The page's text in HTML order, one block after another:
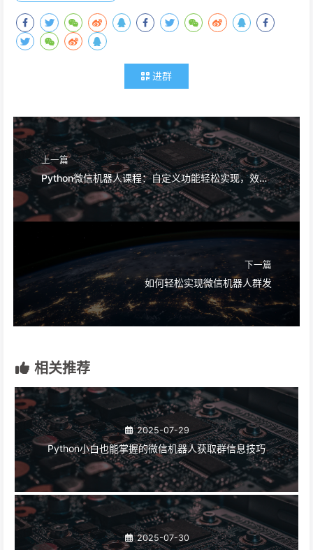
进群
上一篇
Python微信机器人课程：自定义功能轻松实现，效率倍增
下一篇
如何轻松实现微信机器人群发
相关推荐
2025-07-29
Python小白也能掌握的微信机器人获取群信息技巧
2025-07-30